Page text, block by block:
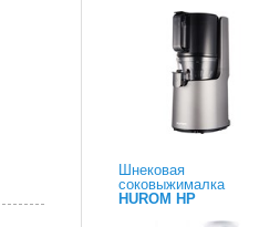
Шнековая
соковыжималка
HUROM HP